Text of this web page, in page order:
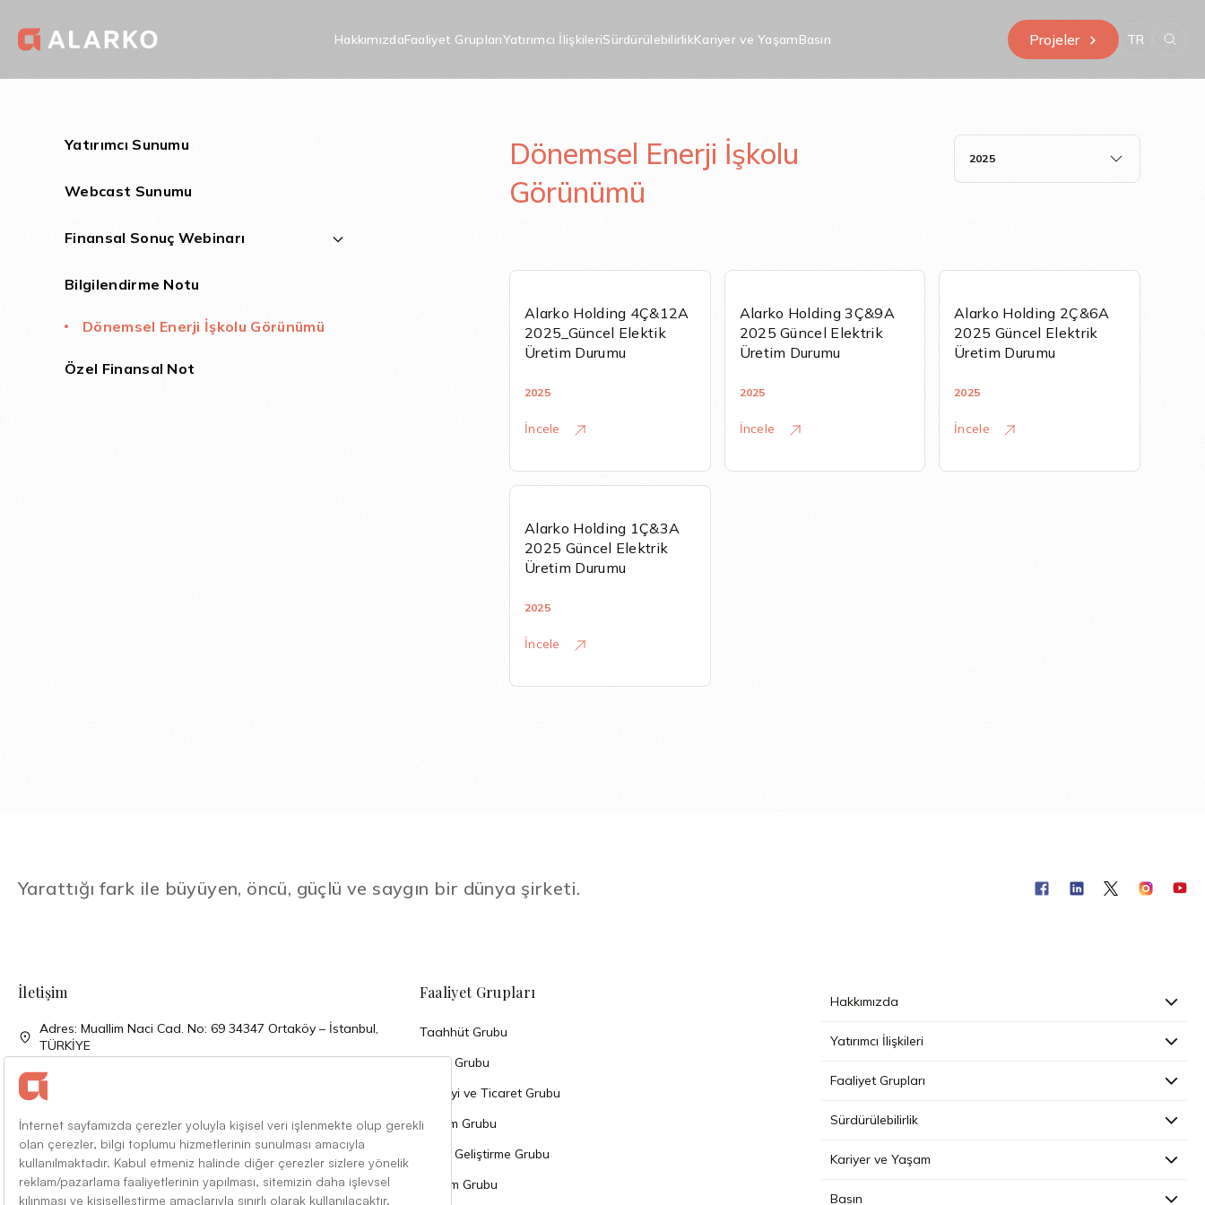
HakkımızdaFaaliyet GruplarıYatırımcı İlişkileriSürdürülebilirlikKariyer ve YaşamBasın Projeler TR
Dönemsel Enerji İşkolu Görünümü
Yatırımcı Sunumu
Webcast Sunumu
Finansal Sonuç Webinarı
Bilgilendirme Notu
Dönemsel Enerji İşkolu Görünümü
Özel Finansal Not
Dönemsel Enerji İşkolu
Görünümü
2025
Alarko Holding 4Ç&12A
2025_Güncel Elektik
Üretim Durumu
2025
İncele
Alarko Holding 3Ç&9A
2025 Güncel Elektrik
Üretim Durumu
2025
İncele
Alarko Holding 2Ç&6A
2025 Güncel Elektrik
Üretim Durumu
2025
İncele
Alarko Holding 1Ç&3A
2025 Güncel Elektrik
Üretim Durumu
2025
İncele
Yarattığı fark ile büyüyen, öncü, güçlü ve saygın bir dünya şirketi.
İletişim
Adres: Muallim Naci Cad. No: 69 34347 Ortaköy – İstanbul,
TÜRKİYE
Telefon: + 90 (212) 310 33 00
Telefon: + 90 (212) 227 52 00
Faks: + 90 (212) 227 04 27
Mail: info@alarko.com.tr
Faaliyet Grupları
Taahhüt Grubu
Enerji Grubu
Sanayi ve Ticaret Grubu
Turizm Grubu
Arazi Geliştirme Grubu
Yatırım Grubu
Hakkımızda
Yatırımcı İlişkileri
Faaliyet Grupları
Sürdürülebilirlik
Kariyer ve Yaşam
Basın